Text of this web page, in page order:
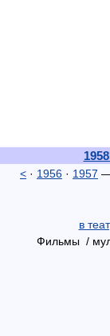
< · 1956 · 1957
в
Фильмы /